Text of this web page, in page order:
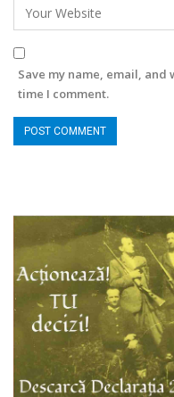
Save my name, email,
time I comment.